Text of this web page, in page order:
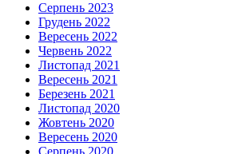
Серпень 2023
Грудень 2022
Вересень 2022
Червень 2022
Листопад 2021
Вересень 2021
Березень 2021
Листопад 2020
Жовтень 2020
Вересень 2020